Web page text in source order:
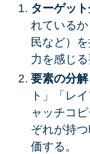
ターゲッ
れている
民など）
力を感じる
要素の分
ト」「レ
ャッチコ
ぞれが持
価する。